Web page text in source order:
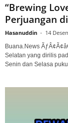
“Brewing
Perjuangan
Hasanuddin - 14
Buana.News
Selatan yang dirilis
Senin dan Selasa